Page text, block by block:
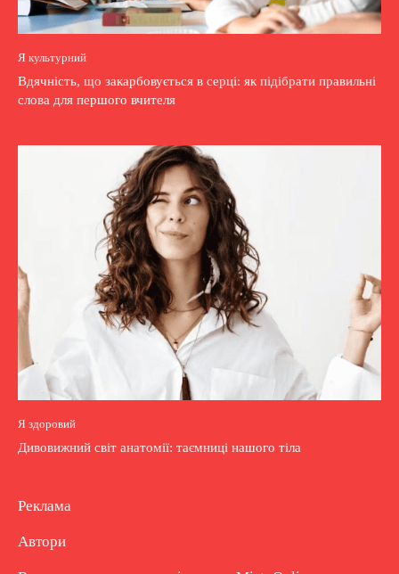
Я культурний
Вдячність, що закарбовується в серці: як підібрати правильні
слова для першого вчителя
Я здоровий
Дивовижний світ анатомії: таємниці нашого тіла
Реклама
Автори